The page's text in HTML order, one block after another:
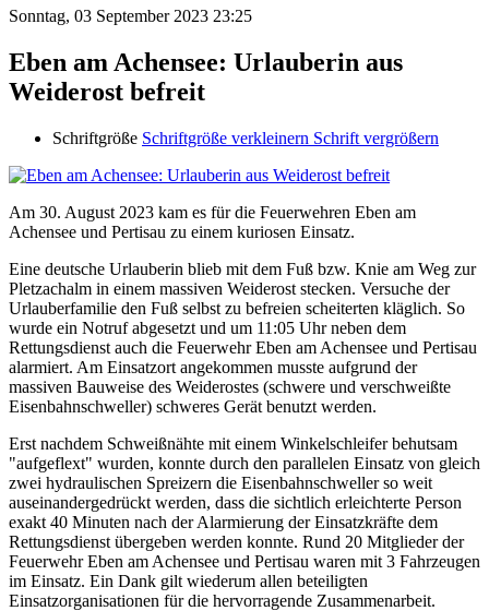
Sonntag, 03 September 2023 23:25
Eben am Achensee: Urlauberin aus
Weiderost befreit
Schriftgröße Schriftgröße verkleinern Schrift vergrößern
Am 30. August 2023 kam es für die Feuerwehren Eben am
Achensee und Pertisau zu einem kuriosen Einsatz.
Eine deutsche Urlauberin blieb mit dem Fuß bzw. Knie am Weg zur
Pletzachalm in einem massiven Weiderost stecken. Versuche der
Urlauberfamilie den Fuß selbst zu befreien scheiterten kläglich. So
wurde ein Notruf abgesetzt und um 11:05 Uhr neben dem
Rettungsdienst auch die Feuerwehr Eben am Achensee und Pertisau
alarmiert. Am Einsatzort angekommen musste aufgrund der
massiven Bauweise des Weiderostes (schwere und verschweißte
Eisenbahnschweller) schweres Gerät benutzt werden.
Erst nachdem Schweißnähte mit einem Winkelschleifer behutsam
"aufgeflext" wurden, konnte durch den parallelen Einsatz von gleich
zwei hydraulischen Spreizern die Eisenbahnschweller so weit
auseinandergedrückt werden, dass die sichtlich erleichterte Person
exakt 40 Minuten nach der Alarmierung der Einsatzkräfte dem
Rettungsdienst übergeben werden konnte. Rund 20 Mitglieder der
Feuerwehr Eben am Achensee und Pertisau waren mit 3 Fahrzeugen
im Einsatz. Ein Dank gilt wiederum allen beteiligten
Einsatzorganisationen für die hervorragende Zusammenarbeit.